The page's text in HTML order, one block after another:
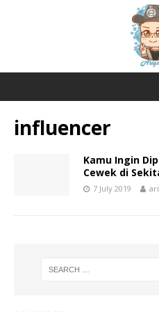
influencer
Kamu Ingin
Cewek di
7 July 2019